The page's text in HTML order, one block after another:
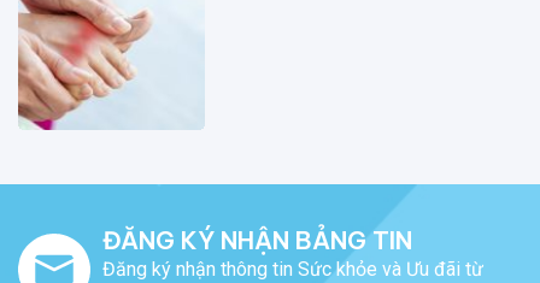
ĐĂNG KÝ NHẬN BẢNG TIN
Đăng ký nhận thông tin Sức khỏe và Ưu đãi từ